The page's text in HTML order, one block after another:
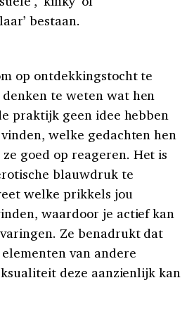
bestaan.
op ontdekkingstocht te
te weten wat hen
praktijk geen idee hebben
welke gedachten hen
goed op reageren. Het is
blauwdruk te
welke prikkels jou
waardoor je actief kan
Ze benadrukt dat
van andere
deze aanzienlijk kan